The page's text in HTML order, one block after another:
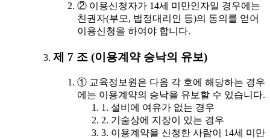
② 이용신청자가 14세 미만인자일 경우에는
친권자(부모, 법정대리인 등)의 동의를 얻어
이용신청을 하여야 합니다.
제 7 조 (이용계약 승낙의 유보)
① 교육정보원은 다음 각 호에 해당하는 경우
에는 이용계약의 승낙을 유보할 수 있습니다.
1. 설비에 여유가 없는 경우
2. 기술상에 지장이 있는 경우
3. 이용계약을 신청한 사람이 14세 미만